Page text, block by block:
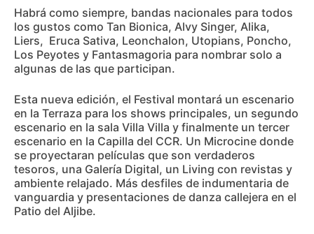
Habrá como siempre, bandas nacionales para todos
los gustos como Tan Bionica, Alvy Singer, Alika,
Liers, Eruca Sativa, Leonchalon, Utopians, Poncho,
Los Peyotes y Fantasmagoria para nombrar solo a
algunas de las que participan.
Esta nueva edición, el Festival montará un escenario
en la Terraza para los shows principales, un segundo
escenario en la sala Villa Villa y finalmente un tercer
escenario en la Capilla del CCR. Un Microcine donde
se proyectaran películas que son verdaderos
tesoros, una Galería Digital, un Living con revistas y
ambiente relajado. Más desfiles de indumentaria de
vanguardia y presentaciones de danza callejera en el
Patio del Aljibe.